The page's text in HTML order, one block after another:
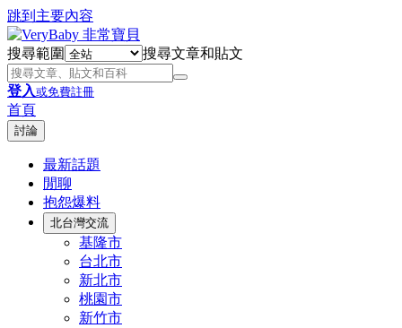
跳到主要內容
搜尋範圍 搜尋文章和貼文
登入或免費註冊
首頁
討論
最新話題
閒聊
抱怨爆料
北台灣交流
基隆市
台北市
新北市
桃園市
新竹市